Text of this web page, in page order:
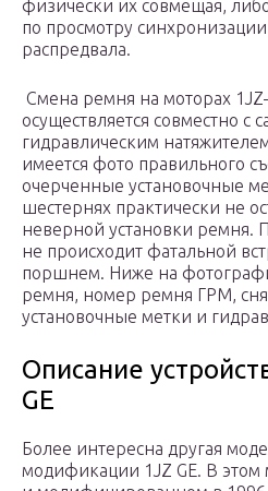
физически их совмещая,
по просмотру
распредвала.
Смена ремня на моторах 1JZ-
осуществляется совместно с
гидравлическим
имеется фото правильного
очерченные установочные
шестернях практически не
неверной установки
не происходит фатальной
поршнем. Ниже на
ремня, номер ремня ГРМ,
установочные метки и
Описание
GE
Более интересна другая
модификации 1JZ GE. В этом